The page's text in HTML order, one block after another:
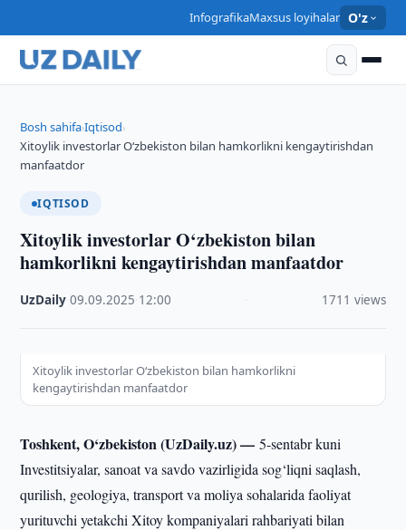
InfografikaMaxsus loyihalar O'z
Bosh sahifa›Iqtisod›
Xitoylik investorlar O‘zbekiston bilan hamkorlikni kengaytirishdan
manfaatdor
IQTISOD
Xitoylik investorlar O‘zbekiston bilan
hamkorlikni kengaytirishdan manfaatdor
UzDaily ·09.09.2025 12:00 1711 views
Xitoylik investorlar O‘zbekiston bilan hamkorlikni
kengaytirishdan manfaatdor
Toshkent, O‘zbekiston (UzDaily.uz) —5-sentabr kuni
Investitsiyalar, sanoat va savdo vazirligida sog‘liqni saqlash,
qurilish, geologiya, transport va moliya sohalarida faoliyat
yurituvchi yetakchi Xitoy kompaniyalari rahbariyati bilan